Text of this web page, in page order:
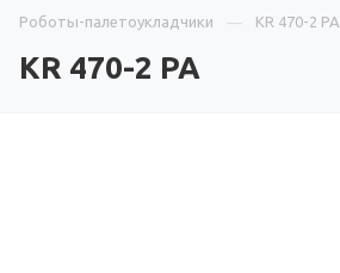
Роботы-палетоукладчики
KR 470-2 PA
KR 470-2 PA